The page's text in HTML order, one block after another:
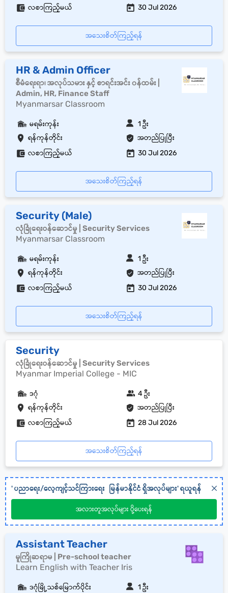
လစာကြည့်မယ် 30 Jul 2026
အသေးစိတ်ကြည့်ရန်
HR & Admin Officer
စီမံရေးရာ၊ အလုပ်သမား နှင့် စာရင်းအင်း ၀န်ထမ်း |
Admin, HR, Finance Staff
Myanmarsar Classroom
ရန်ကုန်တိုင်း အတည်ပြုပြီး
မရမ်းကုန်း 1 ဦး
လစာကြည့်မယ် 30 Jul 2026
အသေးစိတ်ကြည့်ရန်
Security (Male)
လုံခြုံရေးဝန်ဆောင်မှု | Security Services
Myanmarsar Classroom
ရန်ကုန်တိုင်း အတည်ပြုပြီး
မရမ်းကုန်း 1 ဦး
လစာကြည့်မယ် 30 Jul 2026
အသေးစိတ်ကြည့်ရန်
Security
လုံခြုံရေးဝန်ဆောင်မှု | Security Services
Myanmar Imperial College - MIC
ရန်ကုန်တိုင်း အတည်ပြုပြီး
ဒဂုံ 4 ဦး
လစာကြည့်မယ် 28 Jul 2026
အသေးစိတ်ကြည့်ရန်
'ပညာရေး/လေ့ကျင့်သင်ကြားရေး မြန်မာနိုင်ငံရှိအလုပ်များ' ရယူရန်
အလားတူအလုပ်များ ပို့ပေးရန်
Assistant Teacher
မူကြိုဆရာမ | Pre-school teacher
Learn English with Teacher Iris
ဒဂုံမြို့သစ်မြောက်ပိုင်း 1 ဦး